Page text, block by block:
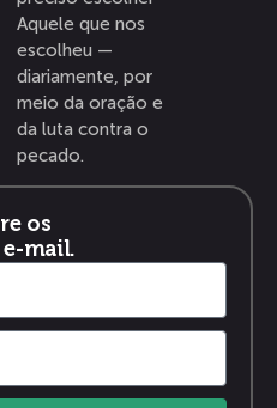
os
mail.
Aquele que nos
escolheu —
diariamente, por
meio da oração e
da luta contra o
pecado.